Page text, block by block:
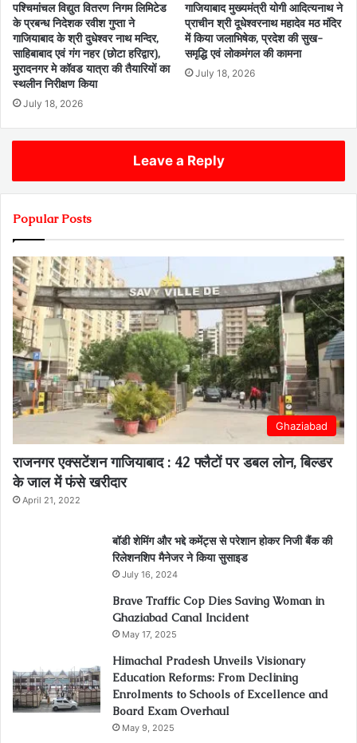
पश्चिमांचल विद्युत वितरण निगम लिमिटेड
के प्रबन्ध निदेशक रवीश गुप्ता ने
गाजियाबाद के श्री दुधेश्वर नाथ मन्दिर,
साहिबाबाद एवं गंग नहर (छोटा हरिद्वार),
मुरादनगर मे कॉवड यात्रा की तैयारियों का
स्थलीन निरीक्षण किया
July 18, 2026
गाजियाबाद मुख्यमंत्री योगी आदित्यनाथ ने
प्राचीन श्री दूधेश्वरनाथ महादेव मठ मंदिर
में किया जलाभिषेक, प्रदेश की सुख-
समृद्धि एवं लोकमंगल की कामना
July 18, 2026
Leave a Reply
Popular Posts
Ghaziabad
राजनगर एक्सटेंशन गाजियाबाद : 42 फ्लैटों पर डबल लोन, बिल्डर
के जाल में फंसे खरीदार
April 21, 2022
बॉडी शेमिंग और भद्दे कमेंट्स से परेशान होकर निजी बैंक की
रिलेशनशिप मैनेजर ने किया सुसाइड
July 16, 2024
Brave Traffic Cop Dies Saving Woman in
Ghaziabad Canal Incident
May 17, 2025
Himachal Pradesh Unveils Visionary
Education Reforms: From Declining
Enrolments to Schools of Excellence and
Board Exam Overhaul
May 9, 2025